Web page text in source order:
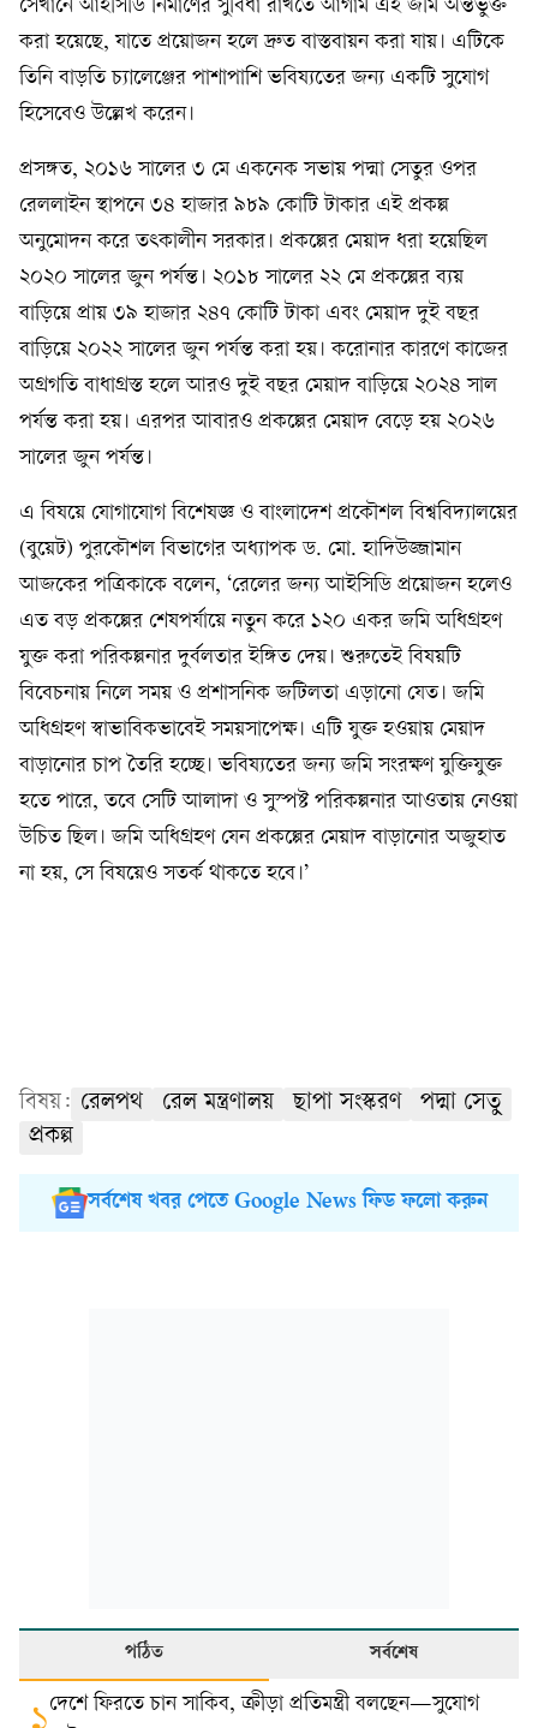
সেখানে আইসিডি নির্মাণের সুবিধা রাখতে আগাম এই জমি অন্তর্ভুক্ত
করা হয়েছে, যাতে প্রয়োজন হলে দ্রুত বাস্তবায়ন করা যায়। এটিকে
তিনি বাড়তি চ্যালেঞ্জের পাশাপাশি ভবিষ্যতের জন্য একটি সুযোগ
হিসেবেও উল্লেখ করেন।
প্রসঙ্গত, ২০১৬ সালের ৩ মে একনেক সভায় পদ্মা সেতুর ওপর
রেললাইন স্থাপনে ৩৪ হাজার ৯৮৯ কোটি টাকার এই প্রকল্প
অনুমোদন করে তৎকালীন সরকার। প্রকল্পের মেয়াদ ধরা হয়েছিল
২০২০ সালের জুন পর্যন্ত। ২০১৮ সালের ২২ মে প্রকল্পের ব্যয়
বাড়িয়ে প্রায় ৩৯ হাজার ২৪৭ কোটি টাকা এবং মেয়াদ দুই বছর
বাড়িয়ে ২০২২ সালের জুন পর্যন্ত করা হয়। করোনার কারণে কাজের
অগ্রগতি বাধাগ্রস্ত হলে আরও দুই বছর মেয়াদ বাড়িয়ে ২০২৪ সাল
পর্যন্ত করা হয়। এরপর আবারও প্রকল্পের মেয়াদ বেড়ে হয় ২০২৬
সালের জুন পর্যন্ত।
এ বিষয়ে যোগাযোগ বিশেষজ্ঞ ও বাংলাদেশ প্রকৌশল বিশ্ববিদ্যালয়ের
(বুয়েট) পুরকৌশল বিভাগের অধ্যাপক ড. মো. হাদিউজ্জামান
আজকের পত্রিকাকে বলেন, ‘রেলের জন্য আইসিডি প্রয়োজন হলেও
এত বড় প্রকল্পের শেষপর্যায়ে নতুন করে ১২০ একর জমি অধিগ্রহণ
যুক্ত করা পরিকল্পনার দুর্বলতার ইঙ্গিত দেয়। শুরুতেই বিষয়টি
বিবেচনায় নিলে সময় ও প্রশাসনিক জটিলতা এড়ানো যেত। জমি
অধিগ্রহণ স্বাভাবিকভাবেই সময়সাপেক্ষ। এটি যুক্ত হওয়ায় মেয়াদ
বাড়ানোর চাপ তৈরি হচ্ছে। ভবিষ্যতের জন্য জমি সংরক্ষণ যুক্তিযুক্ত
হতে পারে, তবে সেটি আলাদা ও সুস্পষ্ট পরিকল্পনার আওতায় নেওয়া
উচিত ছিল। জমি অধিগ্রহণ যেন প্রকল্পের মেয়াদ বাড়ানোর অজুহাত
না হয়, সে বিষয়েও সতর্ক থাকতে হবে।’
বিষয়: রেলপথ রেল মন্ত্রণালয় ছাপা সংস্করণ
পদ্মা সেতু
প্রকল্প
সর্বশেষ খবর পেতে Google News ফিড ফলো করুন
পঠিত সর্বশেষ
দেশে ফিরতে চান সাকিব, ক্রীড়া প্রতিমন্ত্রী বলছেন—সুযোগ